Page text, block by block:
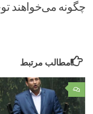
چگونه می‌خواهند
مطالب مرتبط
۰